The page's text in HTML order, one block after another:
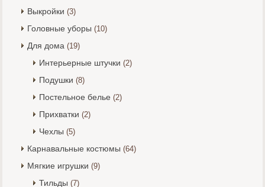
Выкройки (3)
Головные уборы (10)
Для дома (19)
Интерьерные штучки (2)
Подушки (8)
Постельное белье (2)
Прихватки (2)
Чехлы (5)
Карнавальные костюмы (64)
Мягкие игрушки (9)
Тильды (7)